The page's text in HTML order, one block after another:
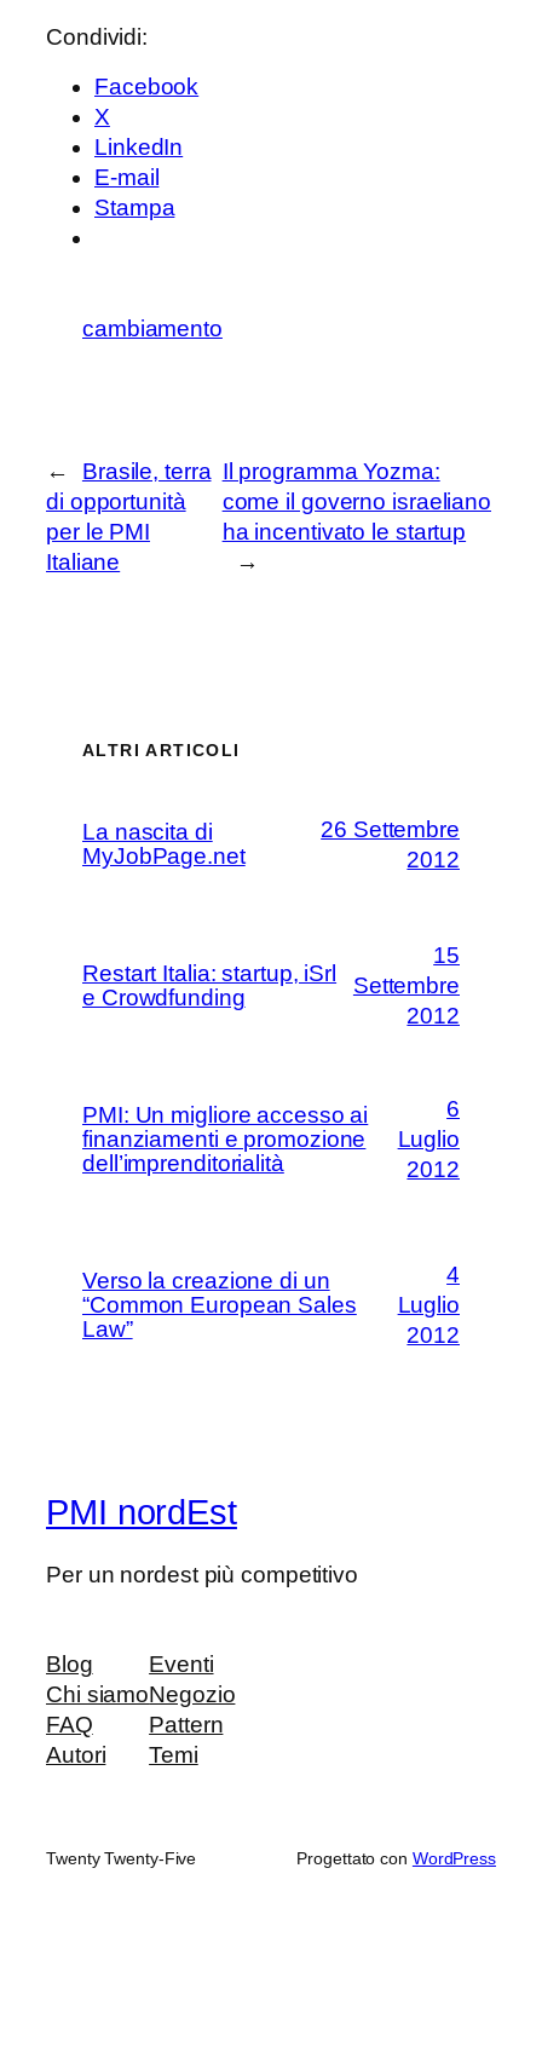
Condividi:
Facebook
X
LinkedIn
E-mail
Stampa
cambiamento
←
Brasile, terra
di opportunità
per le PMI
Italiane
Il programma Yozma:
come il governo israeliano
ha incentivato le startup
→
ALTRI ARTICOLI
La nascita di
MyJobPage.net
26 Settembre
2012
Restart Italia: startup, iSrl
e Crowdfunding
15
Settembre
2012
PMI: Un migliore accesso ai
finanziamenti e promozione
dell’imprenditorialità
6
Luglio
2012
Verso la creazione di un
“Common European Sales
Law”
4
Luglio
2012
PMI nordEst
Per un nordest più competitivo
Blog
Chi siamo
FAQ
Autori
Eventi
Negozio
Pattern
Temi
Twenty Twenty-Five Progettato con WordPress